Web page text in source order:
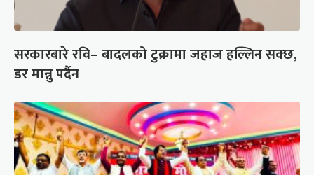
सरकारबारे रवि– बादलको टुक्रामा जहाज हल्लिन सक्छ,
डर मान्नु पर्दैन